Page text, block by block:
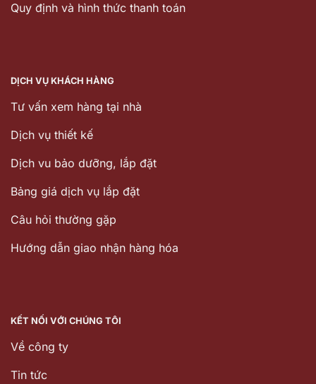
Quy định và hình thức thanh toán
DỊCH VỤ KHÁCH HÀNG
Tư vấn xem hàng tại nhà
Dịch vụ thiết kế
Dịch vu bảo dưỡng, lắp đặt
Bảng giá dịch vụ lắp đặt
Câu hỏi thường gặp
Hướng dẫn giao nhận hàng hóa
KẾT NỐI VỚI CHÚNG TÔI
Về công ty
Tin tức